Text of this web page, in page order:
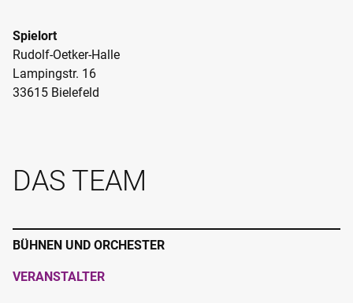
Spielort
Rudolf-Oetker-Halle
Lampingstr. 16
33615 Bielefeld
DAS TEAM
BÜHNEN UND ORCHESTER
VERANSTALTER